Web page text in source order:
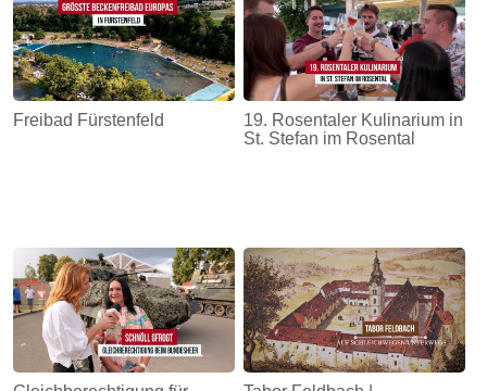
Freibad Fürstenfeld
19. Rosentaler Kulinarium in
St. Stefan im Rosental